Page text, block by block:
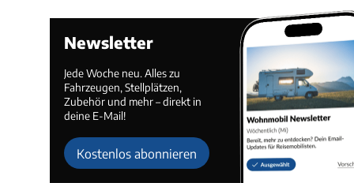
Newsletter
Jede Woche neu. Alles zu
Fahrzeugen, Stellplätzen,
Zubehör und mehr – direkt in
deine E-Mail!
Kostenlos abonnieren